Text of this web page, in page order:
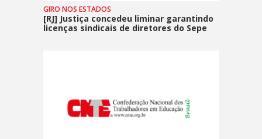
GIRO NOS ESTADOS
[RJ] Justiça concedeu liminar garantindo
licenças sindicais de diretores do Sepe